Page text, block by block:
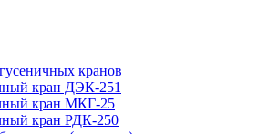
кранов
кран ДЭК-251
кран МКГ-25
кран РДК-250